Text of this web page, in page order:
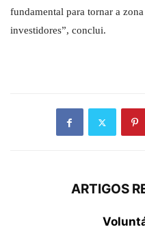
fundamental para tornar a
investidores”, conclui.
ARTIGOS